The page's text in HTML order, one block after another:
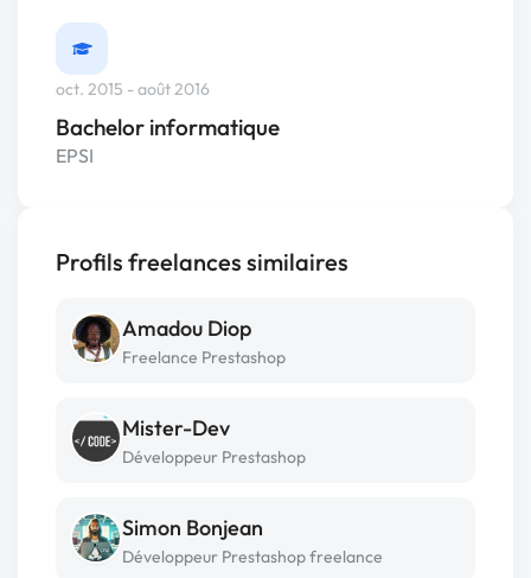
oct. 2015 - août 2016
Bachelor informatique
EPSI
Profils freelances similaires
Amadou Diop
Freelance Prestashop
Mister-Dev
Développeur Prestashop
Simon Bonjean
Développeur Prestashop freelance